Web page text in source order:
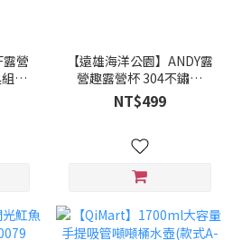
露營
【遠雄海洋公園】ANDY露
營趣露營杯 304不鏽鋼
2351104990055
NT$499